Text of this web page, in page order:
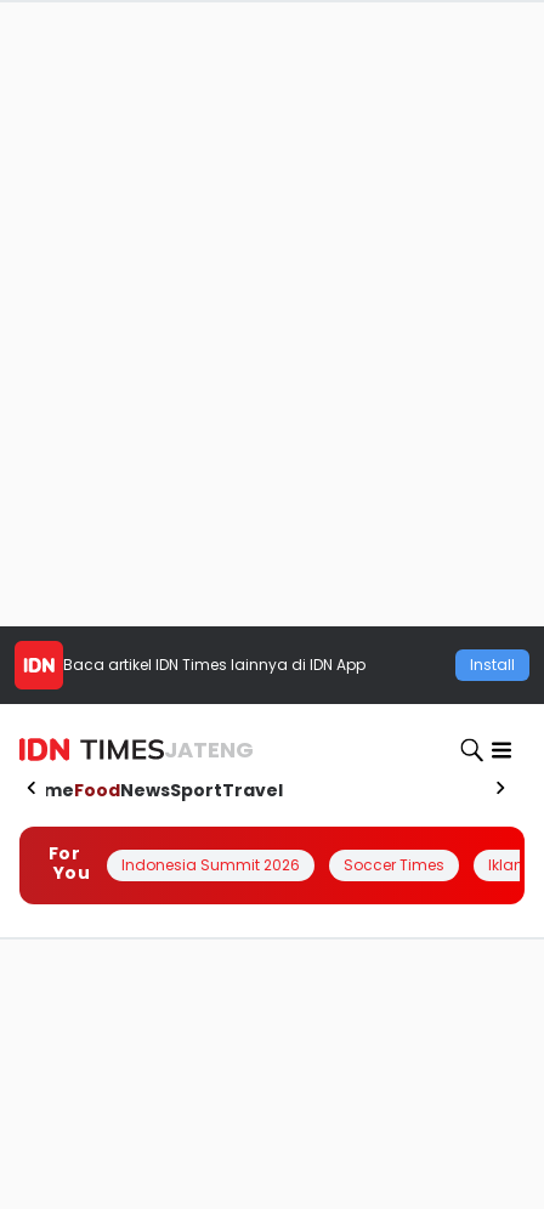
Baca artikel IDN Times lainnya di IDN App Install
JATENG
HomeFoodNewsSportTravel
For
You
Indonesia Summit 2026 Soccer Times Iklanin